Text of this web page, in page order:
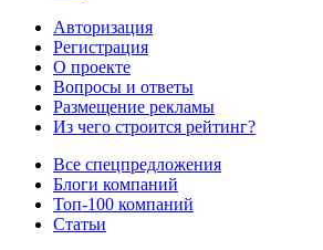
Авторизация
Регистрация
О проекте
Вопросы и ответы
Размещение рекламы
Из чего строится рейтинг?
Все спецпредложения
Блоги компаний
Топ-100 компаний
Статьи